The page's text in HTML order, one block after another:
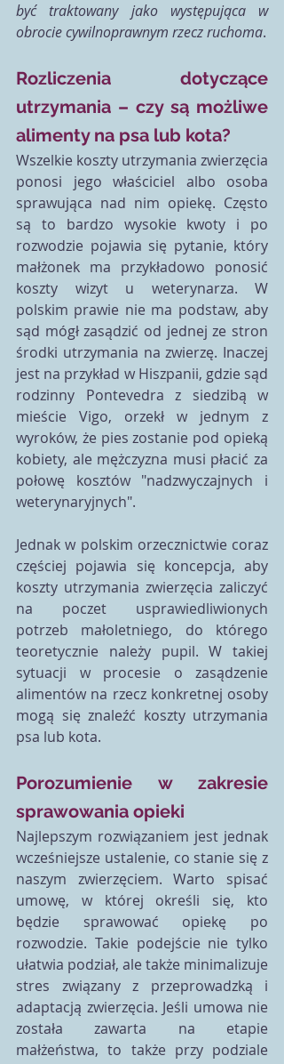
być traktowany jako występująca w
obrocie cywilnoprawnym rzecz ruchoma.
Rozliczenia dotyczące
utrzymania – czy są możliwe
alimenty na psa lub kota?
Wszelkie koszty utrzymania zwierzęcia
ponosi jego właściciel albo osoba
sprawująca nad nim opiekę. Często
są to bardzo wysokie kwoty i po
rozwodzie pojawia się pytanie, który
małżonek ma przykładowo ponosić
koszty wizyt u weterynarza. W
polskim prawie nie ma podstaw, aby
sąd mógł zasądzić od jednej ze stron
środki utrzymania na zwierzę. Inaczej
jest na przykład w Hiszpanii, gdzie sąd
rodzinny Pontevedra z siedzibą w
mieście Vigo, orzekł w jednym z
wyroków, że pies zostanie pod opieką
kobiety, ale mężczyzna musi płacić za
połowę kosztów "nadzwyczajnych i
weterynaryjnych".
Jednak w polskim orzecznictwie coraz
częściej pojawia się koncepcja, aby
koszty utrzymania zwierzęcia zaliczyć
na poczet usprawiedliwionych
potrzeb małoletniego, do którego
teoretycznie należy pupil. W takiej
sytuacji w procesie o zasądzenie
alimentów na rzecz konkretnej osoby
mogą się znaleźć koszty utrzymania
psa lub kota.
Porozumienie w zakresie
sprawowania opieki
Najlepszym rozwiązaniem jest jednak
wcześniejsze ustalenie, co stanie się z
naszym zwierzęciem. Warto spisać
umowę, w której określi się, kto
będzie sprawować opiekę po
rozwodzie. Takie podejście nie tylko
ułatwia podział, ale także minimalizuje
stres związany z przeprowadzką i
adaptacją zwierzęcia. Jeśli umowa nie
została zawarta na etapie
małżeństwa, to także przy podziale